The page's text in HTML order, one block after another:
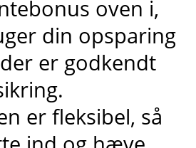
bonus oven i,
din opsparing
er godkendt
.
er fleksibel, så